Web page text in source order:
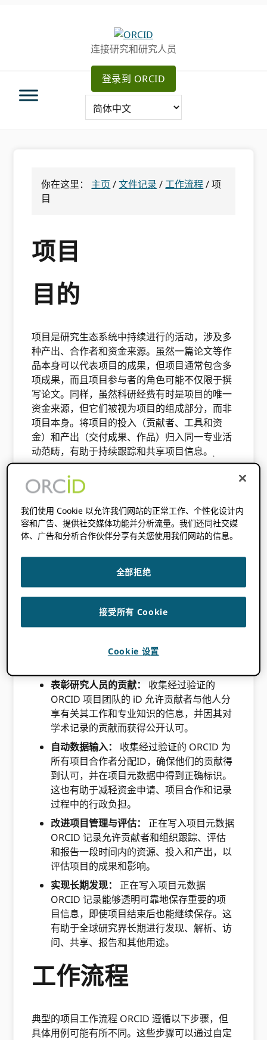
连接研究和研究人员
登录到 ORCID
你在这里： 主页 /文件记录 /工作流程 /项
目
项目
目的
项目是研究生态系统中持续进行的活动，涉及多
种产出、合作者和资金来源。虽然一篇论文等作
品本身可以代表项目的成果，但项目通常包含多
项成果，而且项目参与者的角色可能不仅限于撰
写论文。同样，虽然科研经费有时是项目的唯一
资金来源，但它们被视为项目的组成部分，而非
项目本身。将项目的投入（贡献者、工具和资
金）和产出（交付成果、作品）归入同一专业活
动范畴，有助于持续跟踪和共享项目信息。
.
此工作流程解释了个人研究人员、研究机构和资
助机构如何嵌入 ORCID 将 iD 融入项目工作流
程，以简化流程、改进项目成果和影响的管理，
并对贡献者给予认可。
目标受众
本文档描述了研究机构或资助机构在撰写项目申
请书时可以实施的工作流程。 ORCID 纪录。
主要优点
表彰研究人员的贡献：
收集经过验证的
ORCID 项目团队的 iD 允许贡献者与他人分
享有关其工作和专业知识的信息，并因其对
学术记录的贡献而获得公开认可。
自动数据输入： 收集经过验证的 ORCID 为
所有项目合作者分配ID，确保他们的贡献得
到认可，并在项目元数据中得到正确标识。
这也有助于减轻资金申请、项目合作和记录
过程中的行政负担。
改进项目管理与评估： 正在写入项目元数据
ORCID 记录允许贡献者和组织跟踪、评估
和报告一段时间内的资源、投入和产出，以
评估项目的成果和影响。
实现长期发现：
正在写入项目元数据
ORCID 记录能够透明可靠地保存重要的项
目信息，即使项目结束后也能继续保存。这
有助于全球研究界长期进行发现、解析、访
问、共享、报告和其他用途。
工作流程
典型的项目工作流程 ORCID 遵循以下步骤，但
具体用例可能有所不同。这些步骤可以通过自定
我们使用 Cookie 以允许我们网站的正常工作、个性化设计内
容和广告、提供社交媒体功能并分析流量。我们还同社交媒
体、广告和分析合作伙伴分享有关您使用我们网站的信息。
全部拒绝
接受所有 Cookie
Cookie 设置